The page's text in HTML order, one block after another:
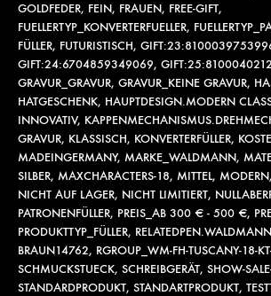
GOLDFEDER, FEIN, FRAUEN, FREE-GIFT,
FUELLERTYP_KONVERTERFUELLER,
FÜLLER, FUTURISTISCH,
GIFT:24:6704859349069,
GRAVUR_GRAVUR, GRAVUR_KEINE GRAVUR,
HATGESCHENK, HAUPTDESIGN.MODERN
INNOVATIV,
GRAVUR, KLASSISCH, KONVERTERFÜLLER,
MADEINGERMANY, MARKE_WALDMANN,
SILBER, MAXCHARACTERS-18, MITTEL, MODERN,
NICHT AUF LAGER, NICHT LIMITIERT,
PATRONENFÜLLER, PREIS_AB 300 € - 500 €,
PRODUKTTYP_FÜLLER,
BRAUN14762, RGROUP_WM-FH-TUSCANY-18-
SCHMUCKSTUECK, SCHREIBGERÄT, SHOW-
STANDARDPRODUKT, STANDARTPRODUKT,